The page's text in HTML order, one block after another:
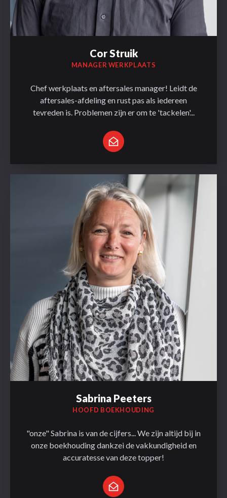
Cor Struik
MANAGER WERKPLAATS
Chef werkplaats en aftersales manager! Leidt de
aftersales-afdeling en rust pas als iedereen
tevreden is. Problemen zijn er om te 'tackelen'...
Sabrina Peeters
HOOFD BOEKHOUDING
"onze" Sabrina is van de cijfers... We zijn altijd bij in
onze boekhouding dankzei de vakkundigheid en
accuratesse van deze topper!